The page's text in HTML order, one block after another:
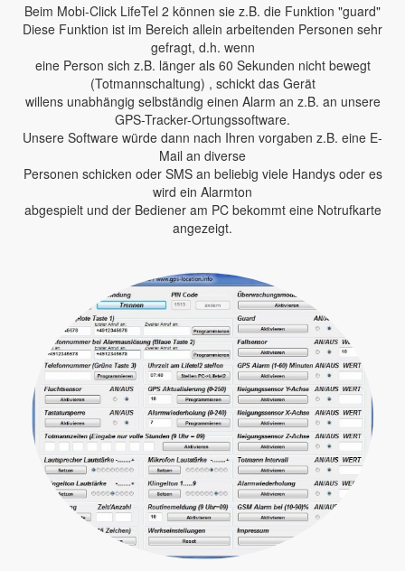
Beim Mobi-Click LifeTel 2 können sie z.B. die Funktion "guard"
Diese Funktion ist im Bereich allein arbeitenden Personen sehr
gefragt, d.h. wenn
eine Person sich z.B. länger als 60 Sekunden nicht bewegt
(Totmannschaltung) , schickt das Gerät
willens unabhängig selbständig einen Alarm an z.B. an unsere
GPS-Tracker-Ortungssoftware.
Unsere Software würde dann nach Ihren vorgaben z.B. eine E-
Mail an diverse
Personen schicken oder SMS an beliebig viele Handys oder es
wird ein Alarmton
abgespielt und der Bediener am PC bekommt eine Notrufkarte
angezeigt.